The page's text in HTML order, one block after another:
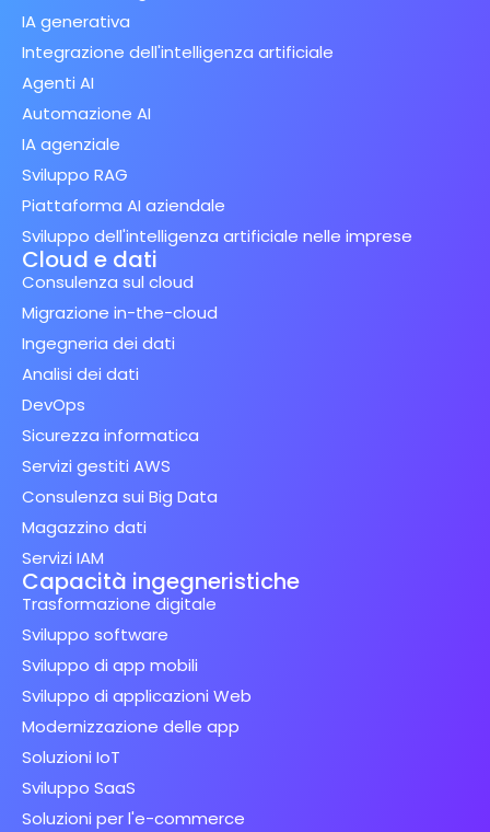
IA generativa
Integrazione dell'intelligenza artificiale
Agenti AI
Automazione AI
IA agenziale
Sviluppo RAG
Piattaforma AI aziendale
Sviluppo dell'intelligenza artificiale nelle imprese
Cloud e dati
Consulenza sul cloud
Migrazione in-the-cloud
Ingegneria dei dati
Analisi dei dati
DevOps
Sicurezza informatica
Servizi gestiti AWS
Consulenza sui Big Data
Magazzino dati
Servizi IAM
Capacità ingegneristiche
Trasformazione digitale
Sviluppo software
Sviluppo di app mobili
Sviluppo di applicazioni Web
Modernizzazione delle app
Soluzioni IoT
Sviluppo SaaS
Soluzioni per l'e-commerce